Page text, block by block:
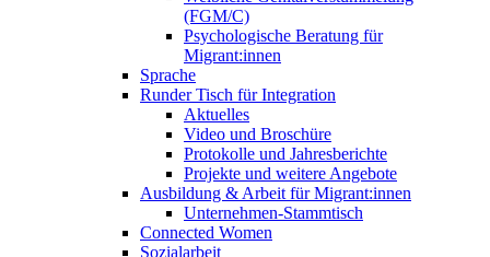
(FGM/C)
Psychologische Beratung für
Migrant:innen
Sprache
Runder Tisch für Integration
Aktuelles
Video und Broschüre
Protokolle und Jahresberichte
Projekte und weitere Angebote
Ausbildung & Arbeit für Migrant:innen
Unternehmen-Stammtisch
Connected Women
Sozialarbeit